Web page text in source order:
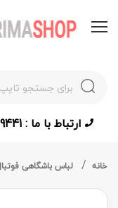
ارتباط با ما : 09397129441
خانه لباس باشگاهی